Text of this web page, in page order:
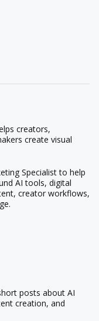
creators,
create visual
Specialist to help
AI tools, digital
creator workflows,
posts about AI
creation, and